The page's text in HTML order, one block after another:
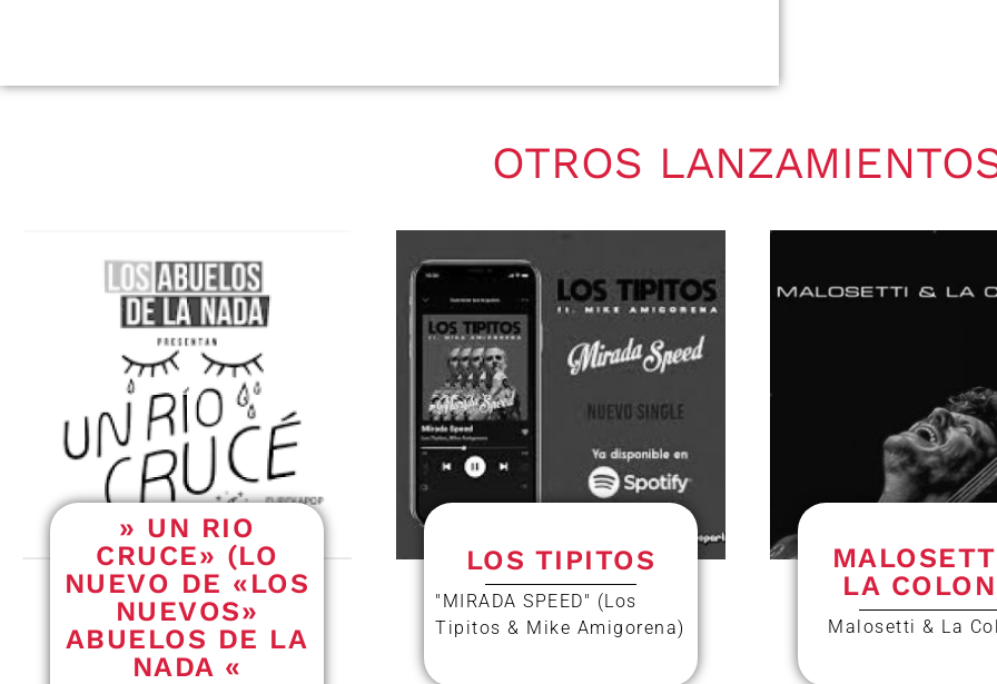
OTROS
» UN RIO
CRUCE» (LO
NUEVO DE «LOS
NUEVOS»
ABUELOS DE LA
NADA «
LOS TIPITOS
"MIRADA SPEED" (Los
Tipitos & Mike Amigorena)
LA
Malosetti & La